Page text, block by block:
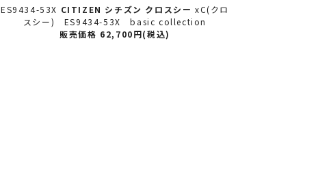
ES9434-53X CITIZEN シチズン クロスシーxC(クロ
スシー) ES9434-53X basic collection
販売価格 62,700円(税込)